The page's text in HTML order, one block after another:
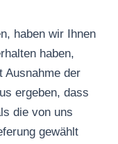
haben wir Ihnen
haben,
Ausnahme der
ergeben, dass
die von uns
gewählt